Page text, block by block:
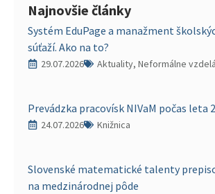
Najnovšie články
Systém EduPage a manažment
súťaží. Ako na to?
29.07.2026 Aktuality, Neformálne
Prevádzka pracovísk NIVaM počas leta
24.07.2026 Knižnica
Slovenské matematické talenty
na medzinárodnej pôde